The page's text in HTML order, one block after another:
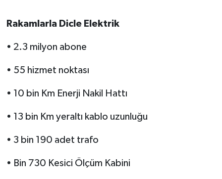
Rakamlarla Dicle Elektrik
• 2.3 milyon abone
• 55 hizmet noktası
• 10 bin Km Enerji Nakil Hattı
• 13 bin Km yeraltı kablo uzunluğu
• 3 bin 190 adet trafo
• Bin 730 Kesici Ölçüm Kabini